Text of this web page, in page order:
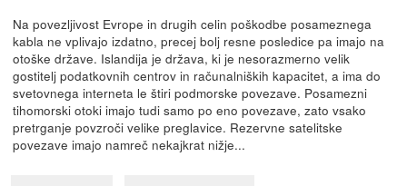
Na povezljivost Evrope in drugih celin poškodbe posameznega
kabla ne vplivajo izdatno, precej bolj resne posledice pa imajo na
otoške države. Islandija je država, ki je nesorazmerno velik
gostitelj podatkovnih centrov in računalniških kapacitet, a ima do
svetovnega interneta le štiri podmorske povezave. Posamezni
tihomorski otoki imajo tudi samo po eno povezave, zato vsako
pretrganje povzroči velike preglavice. Rezervne satelitske
povezave imajo namreč nekajkrat nižje...